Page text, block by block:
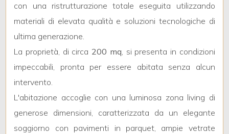
con una ristrutturazione totale eseguita utilizzando
materiali di elevata qualità e soluzioni tecnologiche di
ultima generazione.
La proprietà, di circa 200 mq, si presenta in condizioni
impeccabili, pronta per essere abitata senza alcun
intervento.
L'abitazione accoglie con una luminosa zona living di
generose dimensioni, caratterizzata da un elegante
soggiorno con pavimenti in parquet, ampie vetrate
Locali
minimi
Qualsiasi
1
2